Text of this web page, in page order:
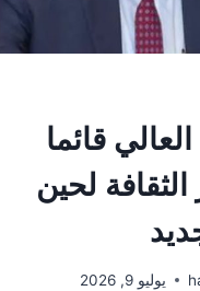
قائما
لحين
يوليو 9, 2026